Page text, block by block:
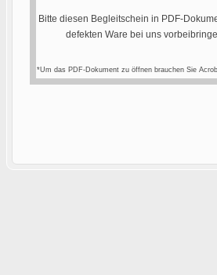
Bitte diesen Begleitschein in PDF-
defekten Ware bei uns
*Um das PDF-Dokument zu öffnen brauchen Sie